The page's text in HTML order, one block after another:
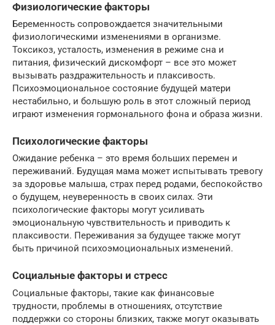
Физиологические факторы
Беременность сопровождается значительными
физиологическими изменениями в организме.
Токсикоз, усталость, изменения в режиме сна и
питания, физический дискомфорт – все это может
вызывать раздражительность и плаксивость.
Психоэмоциональное состояние будущей матери
нестабильно, и большую роль в этот сложный период
играют изменения гормонального фона и образа жизни.
Психологические факторы
Ожидание ребенка – это время больших перемен и
переживаний. Будущая мама может испытывать тревогу
за здоровье малыша, страх перед родами, беспокойство
о будущем, неуверенность в своих силах. Эти
психологические факторы могут усиливать
эмоциональную чувствительность и приводить к
плаксивости. Переживания за будущее также могут
быть причиной психоэмоциональных изменений.
Социальные факторы и стресс
Социальные факторы, такие как финансовые
трудности, проблемы в отношениях, отсутствие
поддержки со стороны близких, также могут оказывать